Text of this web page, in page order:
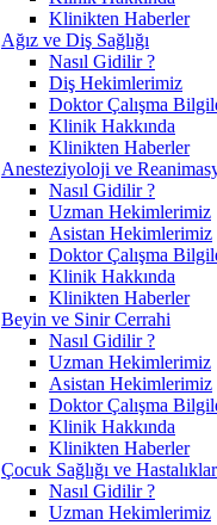
Klinikten Haberler
Ağız ve Diş Sağlığı
Nasıl Gidilir ?
Diş Hekimlerimiz
Doktor Çalışma
Klinik Hakkında
Klinikten Haberler
Anesteziyoloji ve
Nasıl Gidilir ?
Uzman Hekimlerimiz
Asistan Hekimlerimiz
Doktor Çalışma
Klinik Hakkında
Klinikten Haberler
Beyin ve Sinir Cerrahi
Nasıl Gidilir ?
Uzman Hekimlerimiz
Asistan Hekimlerimiz
Doktor Çalışma
Klinik Hakkında
Klinikten Haberler
Çocuk Sağlığı ve
Nasıl Gidilir ?
Uzman Hekimlerimiz